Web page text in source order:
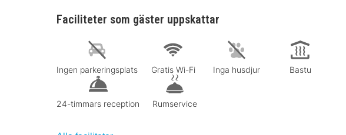
Faciliteter som gäster uppskattar
Ingen parkeringsplats Gratis Wi-Fi Inga husdjur Bastu
24-timmars reception Rumservice